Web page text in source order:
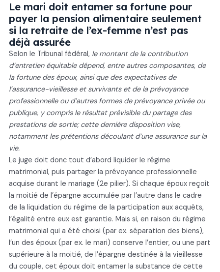
Le mari doit entamer sa fortune pour
payer la pension alimentaire seulement
si la retraite de l’ex-femme n’est pas
déjà assurée
Selon le Tribunal fédéral, le montant de la contribution
d’entretien équitable dépend, entre autres composantes, de
la fortune des époux, ainsi que des expectatives de
l’assurance-vieillesse et survivants et de la prévoyance
professionnelle ou d’autres formes de prévoyance privée ou
publique, y compris le résultat prévisible du partage des
prestations de sortie; cette dernière disposition vise,
notamment les prétentions découlant d’une assurance sur la
vie.
Le juge doit donc tout d’abord liquider le régime
matrimonial, puis partager la prévoyance professionnelle
acquise durant le mariage (2e pilier). Si chaque époux reçoit
la moitié de l’épargne accumulée par l’autre dans le cadre
de la liquidation du régime de la participation aux acquêts,
l’égalité entre eux est garantie. Mais si, en raison du régime
matrimonial qui a été choisi (par ex. séparation des biens),
l’un des époux (par ex. le mari) conserve l’entier, ou une part
supérieure à la moitié, de l’épargne destinée à la vieillesse
du couple, cet époux doit entamer la substance de cette